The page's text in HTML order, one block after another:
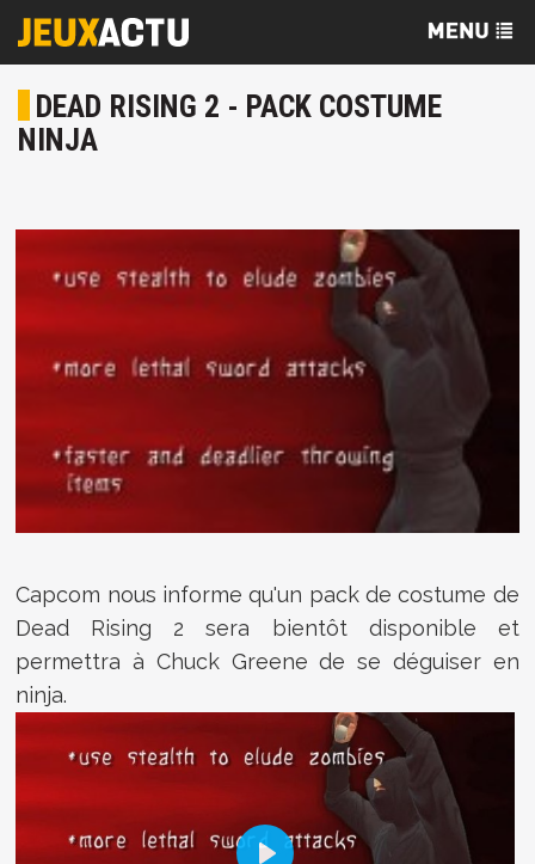
DEAD RISING 2 - PACK COSTUME
NINJA
Capcom nous informe qu'un pack de costume de
Dead Rising 2 sera bientôt disponible et
permettra à Chuck Greene de se déguiser en
ninja.